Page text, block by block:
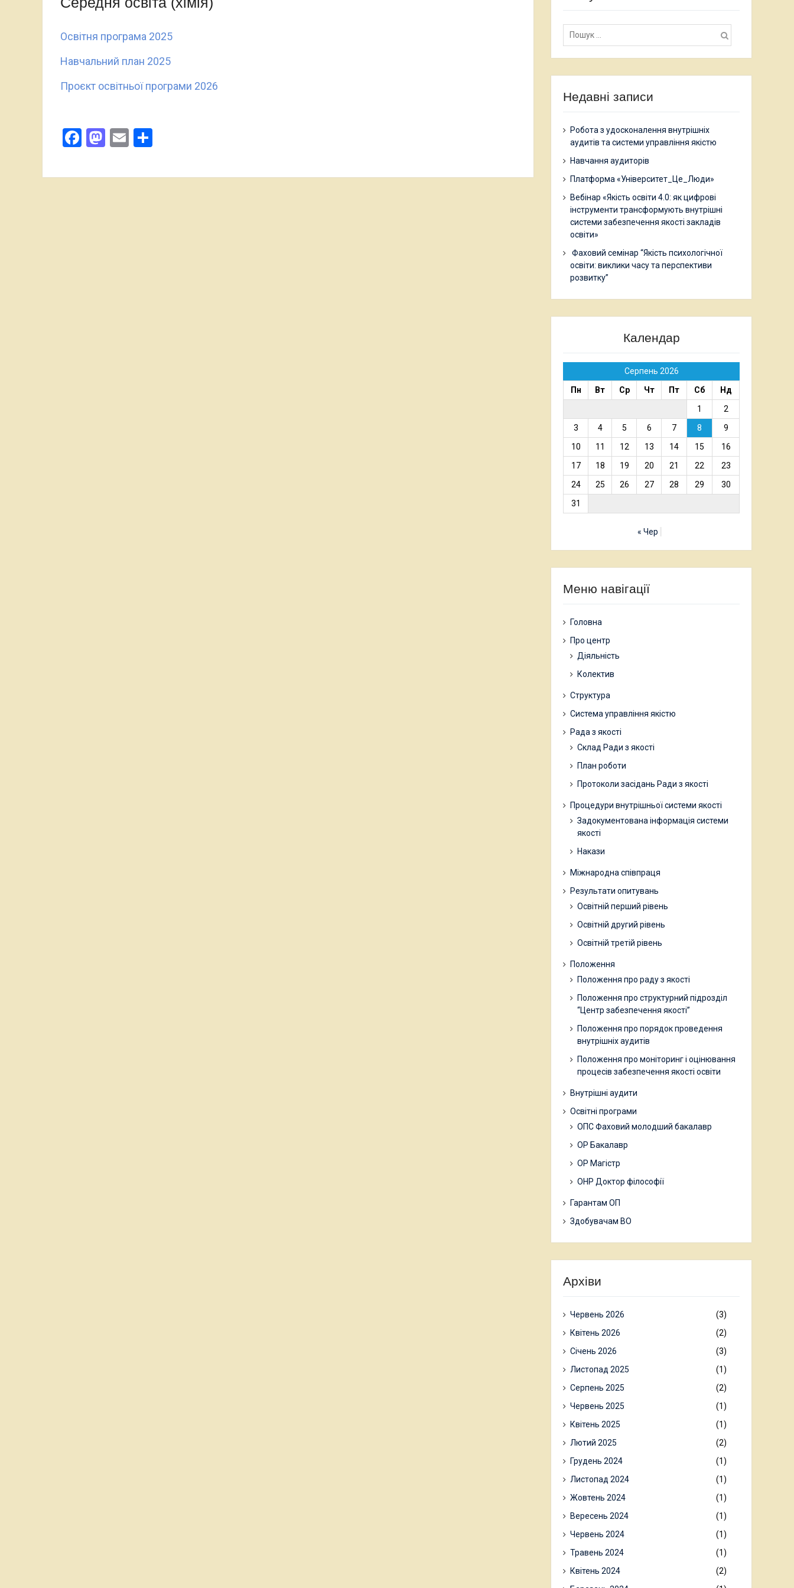
аудитів та системи управління якістю
Освітня програма 2025
Навчальний план 2025
Проєкт освітньої програми 2026
Facebook
Mastodon
Email
Пошук:
Недавні записи
Робота з удосконалення внутрішніх
аудитів та системи управління якістю
Навчання аудиторів
Платформа «Університет_Це_Люди»
Вебінар «Якість освіти 4.0: як цифрові
інструменти трансформують внутрішні
системи забезпечення якості закладів
освіти»
Фаховий семінар “Якість психологічної
освіти: виклики часу та перспективи
розвитку”
Календар
Серпень 2026
Пн
Вт Ср Чт Пт Сб
Нд
1
2
3
4 5 6 7 8
9
10
11 12 13 14 15
16
17
18 19 20 21 22
23
24
25 26 27 28 29
30
31
« Чер
Меню навігації
Головна
Про центр
Діяльність
Колектив
Структура
Система управління якістю
Рада з якості
Склад Ради з якості
План роботи
Протоколи засідань Ради з якості
Процедури внутрішньої системи якості
Задокументована інформація системи
якості
Накази
Міжнародна співпраця
Результати опитувань
Освітній перший рівень
Освітній другий рівень
Освітній третій рівень
Положення
Положення про раду з якості
Положення про структурний підрозділ
“Центр забезпечення якості”
Положення про порядок проведення
внутрішніх аудитів
Положення про моніторинг і оцінювання
процесів забезпечення якості освіти
Внутрішні аудити
Освітні програми
ОПС Фаховий молодший бакалавр
ОР Бакалавр
ОР Магістр
ОНР Доктор філософії
Гарантам ОП
Здобувачам ВО
Архіви
Червень 2026
(3)
Квітень 2026
(2)
Січень 2026
(3)
Листопад 2025
(1)
Серпень 2025
(2)
Червень 2025
(1)
Квітень 2025
(1)
Лютий 2025
(2)
Грудень 2024
(1)
Листопад 2024
(1)
Жовтень 2024
(1)
Вересень 2024
(1)
Червень 2024
(1)
Травень 2024
(1)
Квітень 2024
(2)